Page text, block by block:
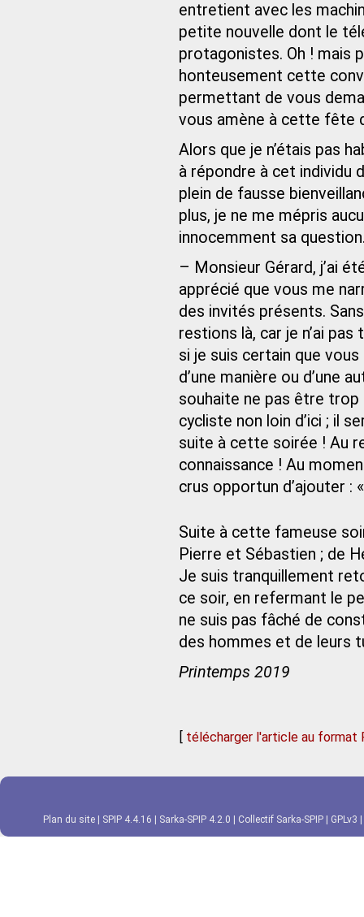
entretient avec les
petite nouvelle dont le
protagonistes. Oh ! mais
honteusement cette
permettant de vous
vous amène à cette fête
Alors que je n’étais pas
à répondre à cet individu
plein de fausse
plus, je ne me mépris
innocemment sa
– Monsieur Gérard, j’ai
apprécié que vous me
des invités présents.
restions là, car je n’ai
si je suis certain que
d’une manière ou d’une
souhaite ne pas être trop
cycliste non loin d’ici ; il
suite à cette soirée ! Au
connaissance ! Au
crus opportun d’ajouter :
Suite à cette fameuse
Pierre et Sébastien ; de
Je suis tranquillement
ce soir, en refermant le
ne suis pas fâché de
des hommes et de leurs
Printemps 2019
[ télécharger l'article au format
Plan du site SPIP 4.4.16 Sarka-SPIP 4.2.0 Collectif Sarka-SPIP GPLv3